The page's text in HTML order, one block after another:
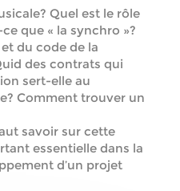
Quel est le rôle
que « la synchro »?
du code de la
des contrats qui
sert-elle au
Comment trouver un
savoir sur cette
essentielle dans la
d’un projet